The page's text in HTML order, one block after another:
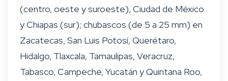
(centro, oeste y suroeste), Ciudad de México
y Chiapas (sur); chubascos (de 5 a 25 mm) en
Zacatecas, San Luis Potosí, Querétaro,
Hidalgo, Tlaxcala, Tamaulipas, Veracruz,
Tabasco, Campeche, Yucatán y Quintana Roo,